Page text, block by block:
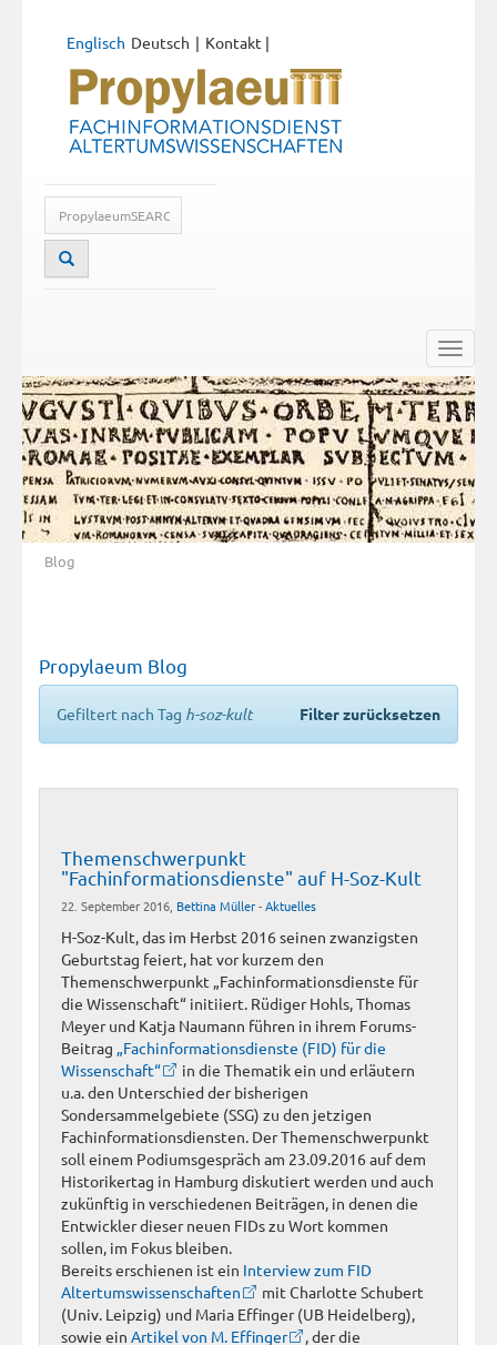
Deutsch
Englisch Kontakt |
Toggle
Blog
Propylaeum Blog
Gefiltert nach Tag h-soz-kult Filter zurücksetzen
Themenschwerpunkt
"Fachinformationsdienste" auf H-Soz-Kult
22. September 2016, Bettina Müller-Aktuelles
H-Soz-Kult, das im Herbst 2016 seinen zwanzigsten
Geburtstag feiert, hat vor kurzem den
Themenschwerpunkt „Fachinformationsdienste für
die Wissenschaft“ initiiert. Rüdiger Hohls, Thomas
Meyer und Katja Naumann führen in ihrem Forums-
Beitrag „Fachinformationsdienste (FID) für die
Wissenschaft“
in die Thematik ein und erläutern
u.a. den Unterschied der bisherigen
Sondersammelgebiete (SSG) zu den jetzigen
Fachinformationsdiensten. Der Themenschwerpunkt
soll einem Podiumsgespräch am 23.09.2016 auf dem
Historikertag in Hamburg diskutiert werden und auch
zukünftig in verschiedenen Beiträgen, in denen die
Entwickler dieser neuen FIDs zu Wort kommen
sollen, im Fokus bleiben.
Bereits erschienen ist ein Interview zum FID
Altertumswissenschaften
mit Charlotte Schubert
(Univ. Leipzig) und Maria Effinger (UB Heidelberg),
sowie ein Artikel von M. Effinger
, der die